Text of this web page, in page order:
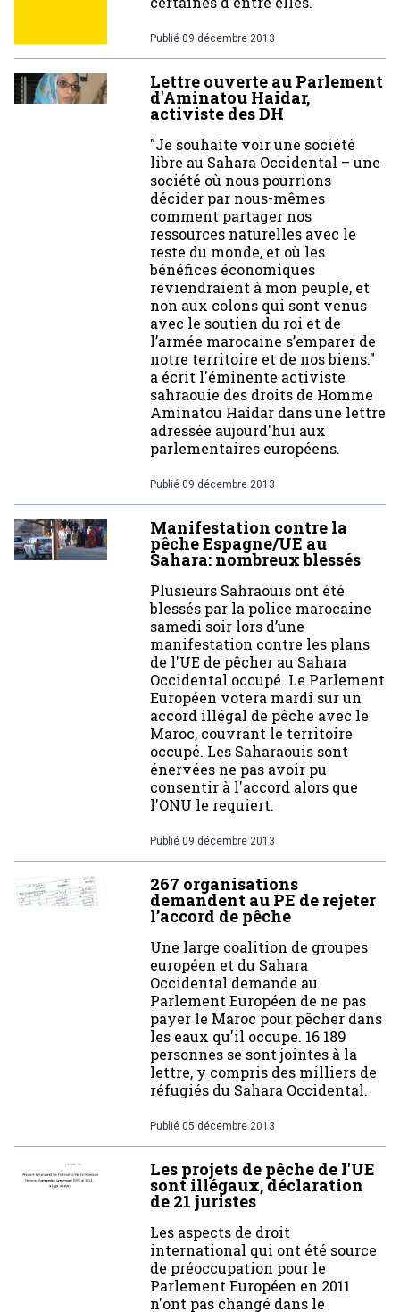
Publié 09 décembre 2013
Lettre ouverte au Parlement
d'Aminatou Haidar,
activiste des DH
"Je souhaite voir une société
libre au Sahara Occidental – une
société où nous pourrions
décider par nous-mêmes
comment partager nos
ressources naturelles avec le
reste du monde, et où les
bénéfices économiques
reviendraient à mon peuple, et
non aux colons qui sont venus
avec le soutien du roi et de
l’armée marocaine s’emparer de
notre territoire et de nos biens."
a écrit l'éminente activiste
sahraouie des droits de Homme
Aminatou Haidar dans une lettre
adressée aujourd'hui aux
parlementaires européens.
Publié 09 décembre 2013
Manifestation contre la
pêche Espagne/UE au
Sahara: nombreux blessés
Plusieurs Sahraouis ont été
blessés par la police marocaine
samedi soir lors d’une
manifestation contre les plans
de l'UE de pêcher au Sahara
Occidental occupé. Le Parlement
Européen votera mardi sur un
accord illégal de pêche avec le
Maroc, couvrant le territoire
occupé. Les Saharaouis sont
énervées ne pas avoir pu
consentir à l'accord alors que
l'ONU le requiert.
Publié 09 décembre 2013
267 organisations
demandent au PE de rejeter
l’accord de pêche
Une large coalition de groupes
européen et du Sahara
Occidental demande au
Parlement Européen de ne pas
payer le Maroc pour pêcher dans
les eaux qu'il occupe. 16 189
personnes se sont jointes à la
lettre, y compris des milliers de
réfugiés du Sahara Occidental.
Publié 05 décembre 2013
Les projets de pêche de l'UE
sont illégaux, déclaration
de 21 juristes
Les aspects de droit
international qui ont été source
de préoccupation pour le
Parlement Européen en 2011
n'ont pas changé dans le